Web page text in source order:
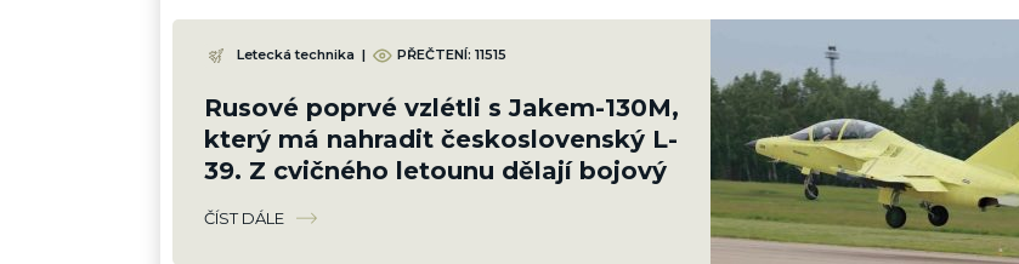
Letecká technika | PŘEČTENÍ: 11515
Rusové poprvé vzlétli s Jakem-130M,
který má nahradit československý L-
39. Z cvičného letounu dělají bojový
ČÍST DÁLE